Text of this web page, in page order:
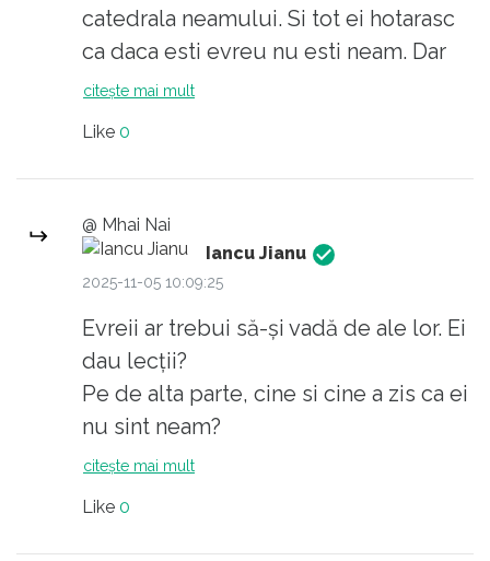
catedrala neamului. Si tot ei hotarasc
ca daca esti evreu nu esti neam. Dar
trebuie sa platesti la catedrala; ca e a
citește mai mult
Like 0
@ Mhai Nai
Iancu Jianu
2025-11-05 10:09:25
Evreii ar trebui să-și vadă de ale lor. Ei
dau lecții?
Pe de alta parte, cine si cine a zis ca ei
nu sint neam?
citește mai mult
Like 0